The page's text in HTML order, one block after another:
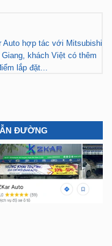
Auto hợp tác với Mitsubishi
Giang, khách Việt có thêm
lắp đặt...
ĐƯỜNG